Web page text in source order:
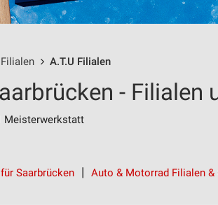
A.T.U Filialen
- Filialen
Meisterwerkstatt
Saarbrücken Auto & Motorrad Filialen &